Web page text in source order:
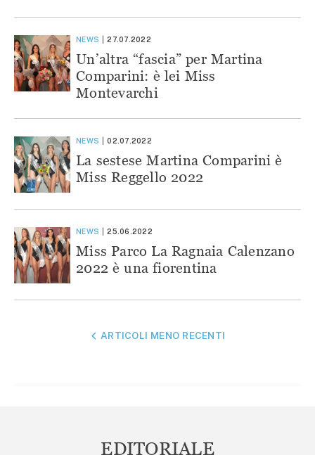
NEWS 27.07.2022
Un’altra “fascia” per Martina
Comparini: è lei Miss
Montevarchi
NEWS 02.07.2022
La sestese Martina Comparini è
Miss Reggello 2022
NEWS 25.06.2022
Miss Parco La Ragnaia Calenzano
2022 è una fiorentina
NAVIGAZIONEARTICOLI MENO RECENTI
EDITORIALE